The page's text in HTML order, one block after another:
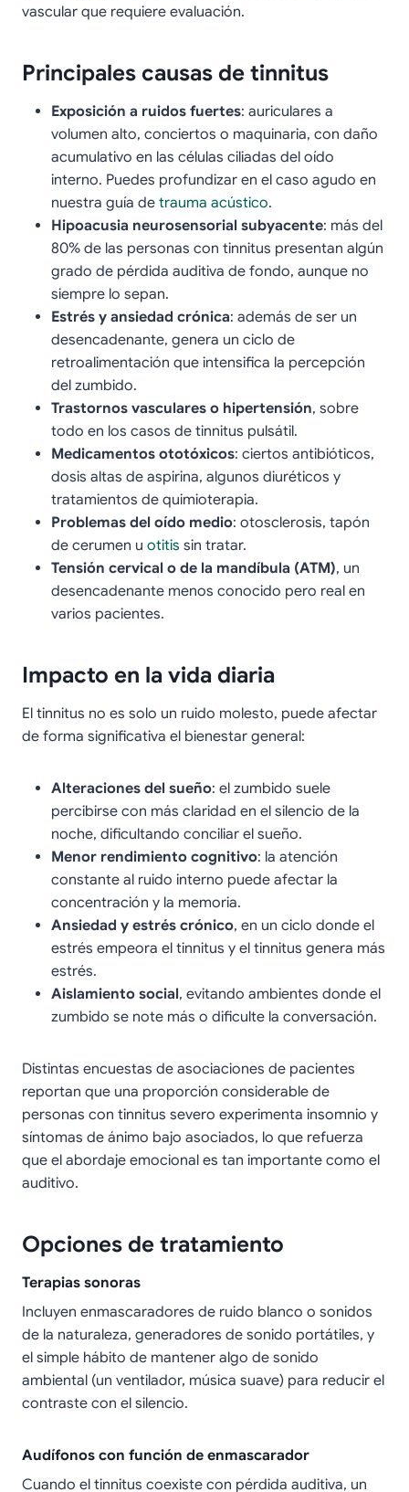
vascular que requiere evaluación.
Principales causas de tinnitus
Exposición a ruidos fuertes: auriculares a
volumen alto, conciertos o maquinaria, con daño
acumulativo en las células ciliadas del oído
interno. Puedes profundizar en el caso agudo en
nuestra guía de trauma acústico.
Hipoacusia neurosensorial subyacente: más del
80% de las personas con tinnitus presentan algún
grado de pérdida auditiva de fondo, aunque no
siempre lo sepan.
Estrés y ansiedad crónica: además de ser un
desencadenante, genera un ciclo de
retroalimentación que intensifica la percepción
del zumbido.
Trastornos vasculares o hipertensión, sobre
todo en los casos de tinnitus pulsátil.
Medicamentos ototóxicos: ciertos antibióticos,
dosis altas de aspirina, algunos diuréticos y
tratamientos de quimioterapia.
Problemas del oído medio: otosclerosis, tapón
de cerumen u otitis sin tratar.
Tensión cervical o de la mandíbula (ATM), un
desencadenante menos conocido pero real en
varios pacientes.
Impacto en la vida diaria
El tinnitus no es solo un ruido molesto, puede afectar
de forma significativa el bienestar general:
Alteraciones del sueño: el zumbido suele
percibirse con más claridad en el silencio de la
noche, dificultando conciliar el sueño.
Menor rendimiento cognitivo: la atención
constante al ruido interno puede afectar la
concentración y la memoria.
Ansiedad y estrés crónico, en un ciclo donde el
estrés empeora el tinnitus y el tinnitus genera más
estrés.
Aislamiento social, evitando ambientes donde el
zumbido se note más o dificulte la conversación.
Distintas encuestas de asociaciones de pacientes
reportan que una proporción considerable de
personas con tinnitus severo experimenta insomnio y
síntomas de ánimo bajo asociados, lo que refuerza
que el abordaje emocional es tan importante como el
auditivo.
Opciones de tratamiento
Terapias sonoras
Incluyen enmascaradores de ruido blanco o sonidos
de la naturaleza, generadores de sonido portátiles, y
el simple hábito de mantener algo de sonido
ambiental (un ventilador, música suave) para reducir el
contraste con el silencio.
Audífonos con función de enmascarador
Cuando el tinnitus coexiste con pérdida auditiva, un